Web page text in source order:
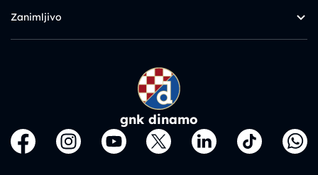
Zanimljivo
gnk dinamo